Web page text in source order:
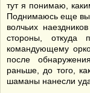
тут я понимаю,
Поднимаюсь еще
волчьих
стороны,
командующему
после
раньше, до того,
шаманы нанесли